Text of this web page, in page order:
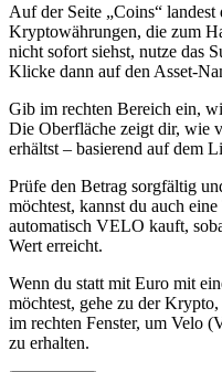
Auf der Seite „Coins“
Kryptowährungen, die zum
nicht sofort siehst, nutze das
Klicke dann auf den Asset-
Gib im rechten Bereich ein,
Die Oberfläche zeigt dir, wie
erhältst – basierend auf dem
Prüfe den Betrag sorgfältig
möchtest, kannst du auch
automatisch VELO kauft,
Wert erreicht.
Wenn du statt mit Euro mit
möchtest, gehe zu der
im rechten Fenster, um Velo
zu erhalten.